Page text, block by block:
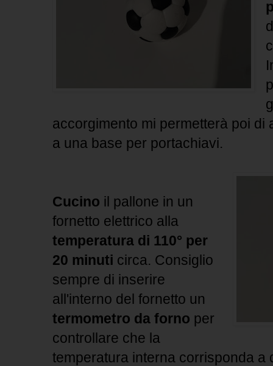
accorgimento mi permetterà poi di
a una base per portachiavi.
Cucino il pallone in un
fornetto elettrico alla
temperatura di 110° per
20 minuti circa. Consiglio
sempre di inserire
all'interno del fornetto un
termometro da forno per
controllare che la
temperatura interna corrisponda a